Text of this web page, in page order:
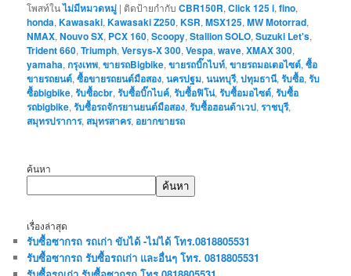
โพสท์ในไม่มีหมวดหมู่ | ติดป้ายกำกับ CBR150R,Click 125 i,fino,
honda,Kawasaki,Kawasaki Z250,KSR,MSX125,MW Motorrad,
NMAX,Nouvo SX, PCX 160,Scoopy,Stallion SOLO,Suzuki Let's,
Trident 660,Triumph,Versys-X 300,Vespa,wave,XMAX 300,
yamaha,กรุงเทพ,ขายรถBigbike,ขายรถบิ๊กไบท์,ขายรถมอเตอไซต์,ซื้อ
ขายรถยนต์,ซื้อขายรถยนต์มือสอง,นครปฐม,นนทบุรี,ปทุมธานี,รับซื้อ,รับ
ซื้อbigbike,รับซื้อcbr,รับซื้อบิ๊กไบค์,รับซื้อฟิโน่,รับซื้อมอไซต์,รับซื้อ
รถbigbike,รับซื้อรถจักรยานยนต์มือสอง,รับซื้อฮอนด้าเวป,ราชบุรี,
สมุทรปราการ, สมุทรสาคร, อยากขายรถ
ค้นหา
ค้นหา
เรื่องล่าสุด
รับซื้อซากรถ รถเก่า ขับได้ -ไม่ได้ โทร.0818805531
รับซื้อซากรถ รับซื้อรถเก่า และอื่นๆ โทร. 0818805531